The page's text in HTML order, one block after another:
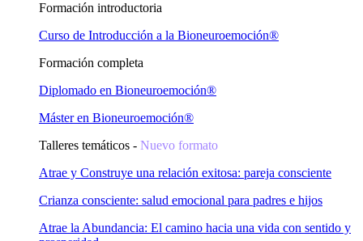
Formación introductoria
Curso de Introducción a la Bioneuroemoción®
Formación completa
Diplomado en Bioneuroemoción®
Máster en Bioneuroemoción®
Talleres temáticos - Nuevo formato
Atrae y Construye una relación exitosa: pareja consciente
Crianza consciente: salud emocional para padres e hijos
Atrae la Abundancia: El camino hacia una vida con sentido y